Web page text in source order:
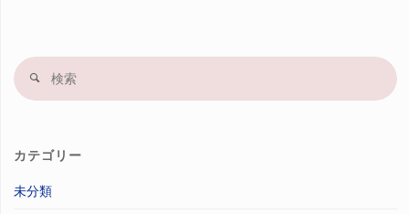
検
カテゴリー
未分類